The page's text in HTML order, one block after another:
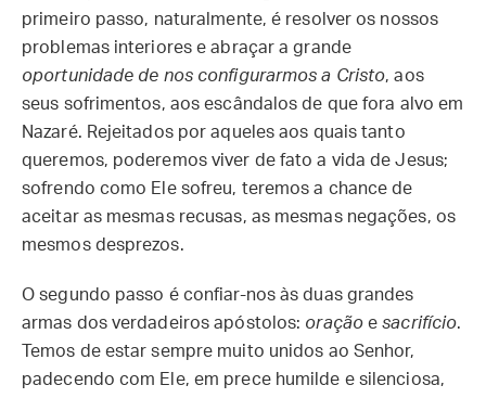
primeiro passo, naturalmente, é resolver os nossos
problemas interiores e abraçar a grande
oportunidade de nos configurarmos a Cristo, aos
seus sofrimentos, aos escândalos de que fora alvo em
Nazaré. Rejeitados por aqueles aos quais tanto
queremos, poderemos viver de fato a vida de Jesus;
sofrendo como Ele sofreu, teremos a chance de
aceitar as mesmas recusas, as mesmas negações, os
mesmos desprezos.
O segundo passo é confiar-nos às duas grandes
armas dos verdadeiros apóstolos: oraçãoesacrifício.
Temos de estar sempre muito unidos ao Senhor,
padecendo com Ele, em prece humilde e silenciosa,